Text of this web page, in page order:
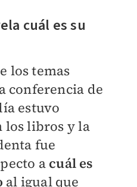
cuál es su
los temas
conferencia de
estuvo
los libros y la
fue
a cuál es
al igual que